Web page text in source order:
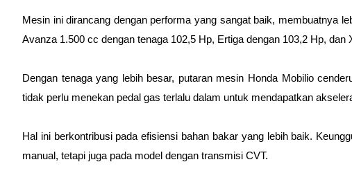
Mesin ini dirancang dengan performa yang sangat baik, membuatnya
Avanza 1.500 cc dengan tenaga 102,5 Hp, Ertiga dengan 103,2 Hp, dan
Dengan tenaga yang lebih besar, putaran mesin Honda Mobilio
tidak perlu menekan pedal gas terlalu dalam untuk mendapatkan
Hal ini berkontribusi pada efisiensi bahan bakar yang lebih baik.
manual, tetapi juga pada model dengan transmisi CVT.